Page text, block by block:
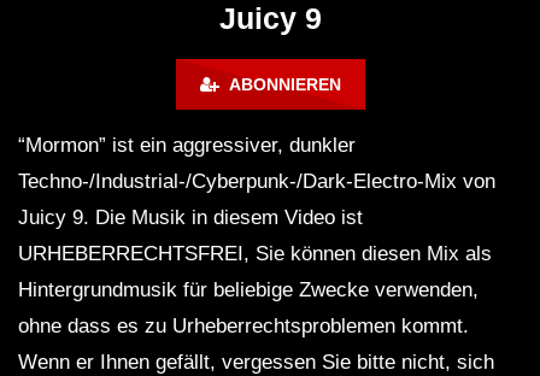
Juicy 9
ABONNIEREN
“Mormon” ist ein aggressiver, dunkler
Techno-/Industrial-/Cyberpunk-/Dark-Electro-Mix von
Juicy 9. Die Musik in diesem Video ist
URHEBERRECHTSFREI, Sie können diesen Mix als
Hintergrundmusik für beliebige Zwecke verwenden,
ohne dass es zu Urheberrechtsproblemen kommt.
Wenn er Ihnen gefällt, vergessen Sie bitte nicht, sich